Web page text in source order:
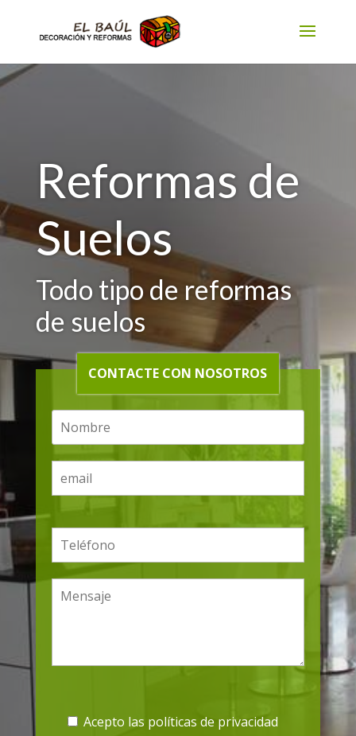
Reformas de
Suelos
Todo tipo de reformas
de suelos
CONTACTE CON NOSOTROS
favor,Acepto las políticas de privacidad